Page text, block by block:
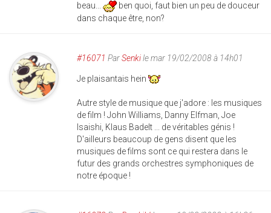
beau...
ben quoi, faut bien un peu de douceur
dans chaque être, non?
#16071 ParSenkile mar 19/02/2008 à 14h01
Je plaisantais hein
Autre style de musique que j'adore : les musiques
de film ! John Williams, Danny Elfman, Joe
Isaishi, Klaus Badelt ... de véritables génis !
D'ailleurs beaucoup de gens disent que les
musiques de films sont ce qui restera dans le
futur des grands orchestres symphoniques de
notre époque !